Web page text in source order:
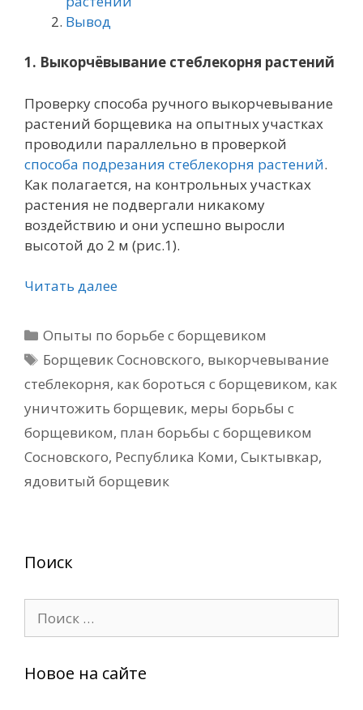
Вывод
1. Выкорчёвывание стеблекорня растений
Проверку способа ручного выкорчевывание
растений борщевика на опытных участках
проводили параллельно в проверкой
способа подрезания стеблекорня растений.
Как полагается, на контрольных участках
растения не подвергали никакому
воздействию и они успешно выросли
высотой до 2 м (рис.1).
Читать далее
Рубрики
Опыты по борьбе с борщевиком
Метки
Борщевик Сосновского, выкорчевывание
стеблекорня, как бороться с борщевиком, как
уничтожить борщевик, меры борьбы с
борщевиком, план борьбы с борщевиком
Сосновского, Республика Коми, Сыктывкар,
ядовитый борщевик
Поиск
Новое на сайте